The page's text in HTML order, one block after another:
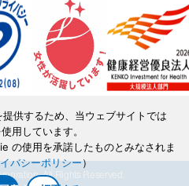
All Rights Reserved.
供するため、当ウェブサイトでは
用しています。
の使用を承諾したものとみなされま
バシーポリシー）